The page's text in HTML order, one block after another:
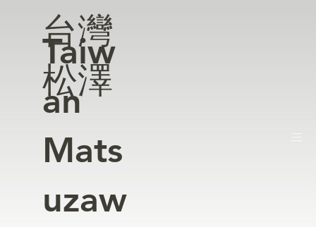
台灣
松澤
Taiw
an
Mats
uzaw